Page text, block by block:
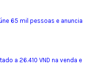
65 mil pessoas e anuncia
a 26.410 VND na venda e